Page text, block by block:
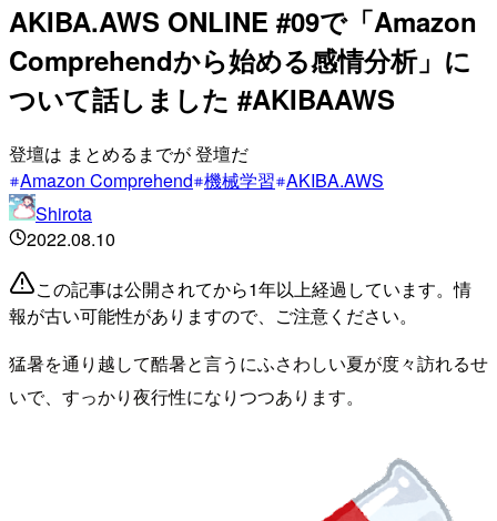
AKIBA.AWS ONLINE #09で「Amazon
Comprehendから始める感情分析」に
ついて話しました #AKIBAAWS
登壇は まとめるまでが 登壇だ
Amazon Comprehend 機械学習 AKIBA.AWS
Shirota
2022.08.10
この記事は公開されてから1年以上経過しています。情
報が古い可能性がありますので、ご注意ください。
猛暑を通り越して酷暑と言うにふさわしい夏が度々訪れるせ
いで、すっかり夜行性になりつつあります。